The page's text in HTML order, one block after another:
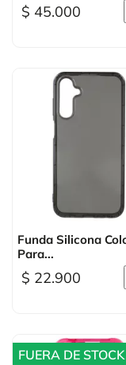
$ 45.000
Funda Silicona
Para...
$ 22.900
FUERA DE STOCK